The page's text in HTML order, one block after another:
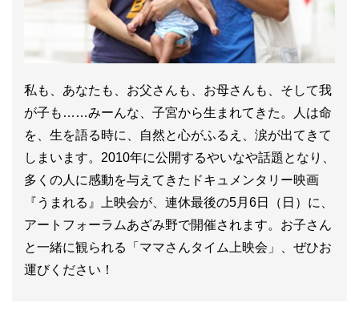
私も、あなたも、お父さんも、お母さんも、そして我
が子も……みーんな、子宮から生まれてきた。人は命
を、生を語る時に、自然と心がふるえ、涙が出てきて
しまいます。2010年に公開するやいなや話題となり、
多くの人に感動を与えてきたドキュメンタリー映画
『うまれる』上映会が、連休最後の5月6日（日）に、
アートフォーラムあざみ野で開催されます。お子さん
と一緒に観られる「ママさんタイム上映会」、ぜひお
運びください！